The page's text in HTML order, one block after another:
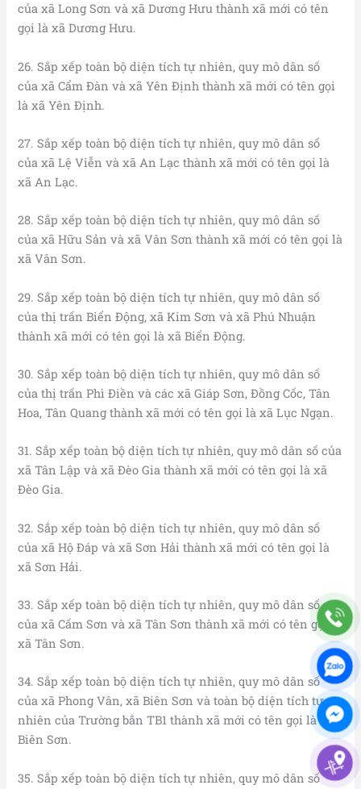
của xã Long Sơn và xã Dương Hưu thành xã mới có tên
gọi là xã Dương Hưu.
26. Sắp xếp toàn bộ diện tích tự nhiên, quy mô dân số
của xã Cẩm Đàn và xã Yên Định thành xã mới có tên gọi
là xã Yên Định.
27. Sắp xếp toàn bộ diện tích tự nhiên, quy mô dân số
của xã Lệ Viễn và xã An Lạc thành xã mới có tên gọi là
xã An Lạc.
28. Sắp xếp toàn bộ diện tích tự nhiên, quy mô dân số
của xã Hữu Sản và xã Vân Sơn thành xã mới có tên gọi là
xã Vân Sơn.
29. Sắp xếp toàn bộ diện tích tự nhiên, quy mô dân số
của thị trấn Biển Động, xã Kim Sơn và xã Phú Nhuận
thành xã mới có tên gọi là xã Biển Động.
30. Sắp xếp toàn bộ diện tích tự nhiên, quy mô dân số
của thị trấn Phì Điền và các xã Giáp Sơn, Đồng Cốc, Tân
Hoa, Tân Quang thành xã mới có tên gọi là xã Lục Ngạn.
31. Sắp xếp toàn bộ diện tích tự nhiên, quy mô dân số của
xã Tân Lập và xã Đèo Gia thành xã mới có tên gọi là xã
Đèo Gia.
32. Sắp xếp toàn bộ diện tích tự nhiên, quy mô dân số
của xã Hộ Đáp và xã Sơn Hải thành xã mới có tên gọi là
xã Sơn Hải.
33. Sắp xếp toàn bộ diện tích tự nhiên, quy mô dân số
của xã Cấm Sơn và xã Tân Sơn thành xã mới có tên gọi là
xã Tân Sơn.
34. Sắp xếp toàn bộ diện tích tự nhiên, quy mô dân số
của xã Phong Vân, xã Biên Sơn và toàn bộ diện tích tự
nhiên của Trường bắn TB1 thành xã mới có tên gọi là xã
Biên Sơn.
35. Sắp xếp toàn bộ diện tích tự nhiên, quy mô dân số